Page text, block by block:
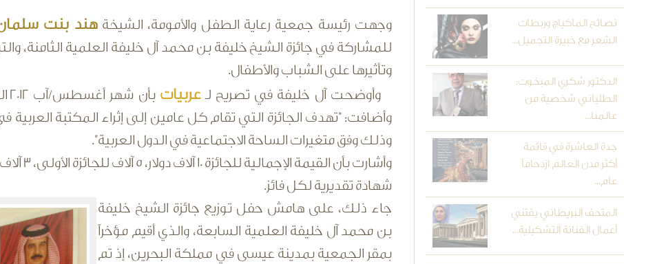
وجهت رئيسة جمعية رعاية الطفل والأمومة، الشيخةهند بنت
للمشاركة في جائزة الشيخ خليفة بن محمد آل خليفة العلمية الثامنة،
وتأثيرها على الشباب والأطفال.
وأوضحت آل خليفة في تصريح لـعربيات
وأضافت: "تهدف الجائزة التي تقام كل عامين إلى إثراء المكتبة
وذلك وفق متغيرات الساحة الاجتماعية في الدول العربية".
وأشارت
شهادة تقديرية لكل فائز.
جاء ذلك، على هامش حفل توزيع جائزة الشيخ خليفة
بن محمد آل خليفة العلمية السابعة، والذي أقيم مؤخراً
بمقر الجمعية بمدينة عيسى في مملكة البحرين، إذ تم
نصائح الماكياج وربطات
الشعر مع خبيرة التجميل...
الدكتور شكري المبخوت:
الطلياني شخصية من
عالمنا...
جدة العاشرة في قائمة
أكثر مدن العالم ازدحاماً
عام...
المتحف البريطاني يقتني
أعمال الفنانة التشكيلية...